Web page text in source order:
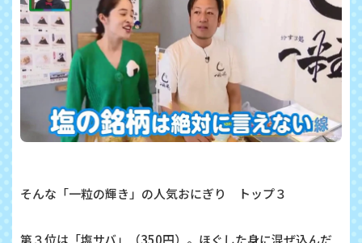
そんな「一粒の輝き」の人気おにぎり トップ３
第３位は「塩サバ」（350円）。ほぐした身に混ぜ込んだ